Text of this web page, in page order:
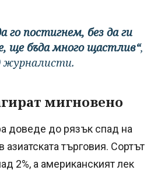
го постигнем, без да ги
ще бъда много щастлив“,
журналисти.
мигновено
доведе до рязък спад на
азиатската търговия. Сортът
2%, а американският лек